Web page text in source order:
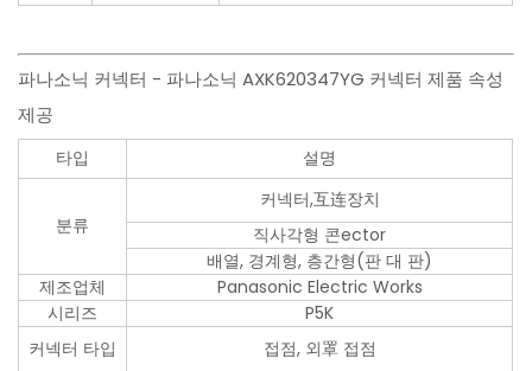
파나소닉 커넥터 - 파나소닉 AXK620347YG 커넥터 제품 속성
제공
타입 설명
분류
커넥터,互连장치
직사각형 콘ector
배열, 경계형, 층간형(판 대 판)
제조업체
Panasonic Electric Works
시리즈
P5K
커넥터 타입
접점, 외罩 접점